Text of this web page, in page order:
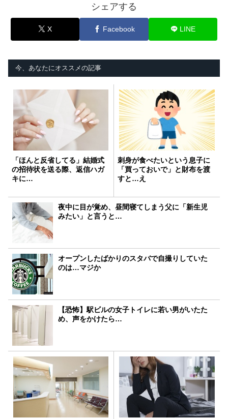
シェアする
X Facebook LINE
今、あなたにオススメの記事
「ほんと反省してる」結婚式
の招待状を送る際、返信ハガ
キに…
刺身が食べたいという息子に
「買っておいで」と財布を渡
すと…え
夜中に目が覚め、昼間寝てしまう父に「新生児
みたい」と言うと…
オープンしたばかりのスタバで自撮りしていた
のは…マジか
【恐怖】駅ビルの女子トイレに若い男がいたた
め、声をかけたら…